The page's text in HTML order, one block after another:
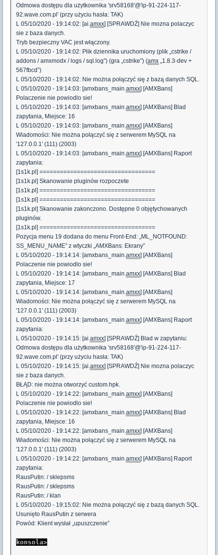
Odmowa dostępu dla użytkownika 'srv58168'@'ip-91-224-117-
92.wave.com.pl' (przy użyciu hasła: TAK)
L 05/10/2020 - 19:14:02: [ai.amxx] [SPRAWDŹ] Nie mozna polaczyc
sie z baza danych.
Tryb bezpieczny VAC jest włączony.
L 05/10/2020 - 19:14:02: Plik dziennika uruchomiony (plik „cstrike /
addons / amxmodx / logs / sql.log”) (gra „cstrike”) (amx „1.8.3-dev +
567fbcd”)
L 05/10/2020 - 19:14:02: Nie można połączyć się z bazą danych SQL.
L 05/10/2020 - 19:14:03: [amxbans_main.amxx] [AMXBans]
Polaczenie nie powiodlo sie!
L 05/10/2020 - 19:14:03: [amxbans_main.amxx] [AMXBans] Blad
zapytania, Miejsce: 16
L 05/10/2020 - 19:14:03: [amxbans_main.amxx] [AMXBans]
Wiadomości: Nie można połączyć się z serwerem MySQL na
'127.0.0.1' (111) (2003)
L 05/10/2020 - 19:14:03: [amxbans_main.amxx] [AMXBans] Raport
zapytania:
[1s1k.pl] ==================================
[1s1k.pl] Skanowanie pluginów rozpoczete
[1s1k.pl] ==================================
[1s1k.pl] ==================================
[1s1k.pl] Skanowanie zakonczono. Dostępne 0 objętychowanych
pluginów.
[1s1k.pl] ==================================
Pozycja menu 19 dodana do menu Front-End: „ML_NOTFOUND:
SS_MENU_NAME” z wtyczki „AMXBans: Ekrany”
L 05/10/2020 - 19:14:14: [amxbans_main.amxx] [AMXBans]
Polaczenie nie powiodlo sie!
L 05/10/2020 - 19:14:14: [amxbans_main.amxx] [AMXBans] Blad
zapytania, Miejsce: 17
L 05/10/2020 - 19:14:14: [amxbans_main.amxx] [AMXBans]
Wiadomości: Nie można połączyć się z serwerem MySQL na
'127.0.0.1' (111) (2003)
L 05/10/2020 - 19:14:14: [amxbans_main.amxx] [AMXBans] Raport
zapytania:
L 05/10/2020 - 19:14:15: [ai.amxx] [SPRAWDŹ] Blad w zapytaniu:
Odmowa dostępu dla użytkownika 'srv58168'@'ip-91-224-117-
92.wave.com.pl' (przy użyciu hasła: TAK)
L 05/10/2020 - 19:14:15: [ai.amxx] [SPRAWDŹ] Nie mozna polaczyc
sie z baza danych.
BŁĄD: nie można otworzyć custom.hpk.
L 05/10/2020 - 19:14:22: [amxbans_main.amxx] [AMXBans]
Polaczenie nie powiodlo sie!
L 05/10/2020 - 19:14:22: [amxbans_main.amxx] [AMXBans] Blad
zapytania, Miejsce: 16
L 05/10/2020 - 19:14:22: [amxbans_main.amxx] [AMXBans]
Wiadomości: Nie można połączyć się z serwerem MySQL na
'127.0.0.1' (111) (2003)
L 05/10/2020 - 19:14:22: [amxbans_main.amxx] [AMXBans] Raport
zapytania:
RausPutin: / sklepsms
RausPutin: / sklepsms
RausPutin: / klan
L 05/10/2020 - 19:15:02: Nie można połączyć się z bazą danych SQL.
Usunięto RausPutin z serwera
Powód: Klient wysłał „upuszczenie”
konsola>